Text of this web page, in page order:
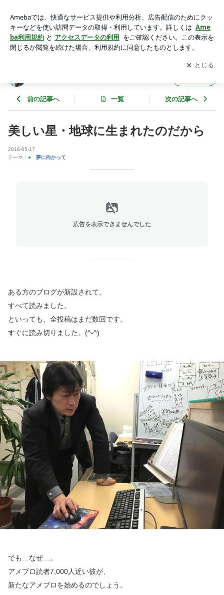
アプリをダウンロードして ブログの更新通知
を受け取りまし
ょう。
開く
前の記事へ 一覧 次の記事へ
美しい星・地球に生まれたのだから
2016-05-17
テーマ： ● 夢に向かって
広告を表示できませんでした
ある方のブログが新設されて。
すべて読みました。
といっても、全投稿はまだ数回です。
すぐに読み切りました。(^-^)
でも…なぜ…。
アメブロ読者7,000人近い彼が、
新たなアメブロを始めるのでしょう。